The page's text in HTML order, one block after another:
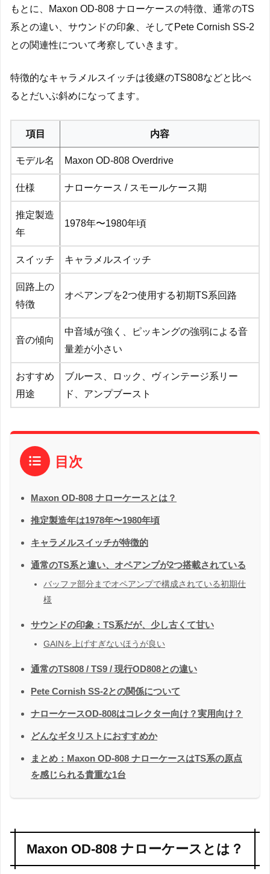
もとに、Maxon OD-808 ナローケースの特徴、通常のTS
系との違い、サウンドの印象、そしてPete Cornish SS-2
との関連性について考察していきます。
特徴的なキャラメルスイッチは後継のTS808などと比べ
るとだいぶ斜めになってます。
項目 内容
モデル名 Maxon OD-808 Overdrive
仕様 ナローケース / スモールケース期
推定製造
年
1978年〜1980年頃
スイッチ キャラメルスイッチ
回路上の
特徴
オペアンプを2つ使用する初期TS系回路
音の傾向
中音域が強く、ピッキングの強弱による音
量差が小さい
おすすめ
用途
ブルース、ロック、ヴィンテージ系リー
ド、アンプブースト
目次
Maxon OD-808 ナローケースとは？
推定製造年は1978年〜1980年頃
キャラメルスイッチが特徴的
通常のTS系と違い、オペアンプが2つ搭載されている
バッファ部分までオペアンプで構成されている初期仕
様
サウンドの印象：TS系だが、少し古くて甘い
GAINを上げすぎないほうが良い
通常のTS808 / TS9 / 現行OD808との違い
Pete Cornish SS-2との関係について
ナローケースOD-808はコレクター向け？実用向け？
どんなギタリストにおすすめか
まとめ：Maxon OD-808 ナローケースはTS系の原点
を感じられる貴重な1台
Maxon OD-808 ナローケースとは？